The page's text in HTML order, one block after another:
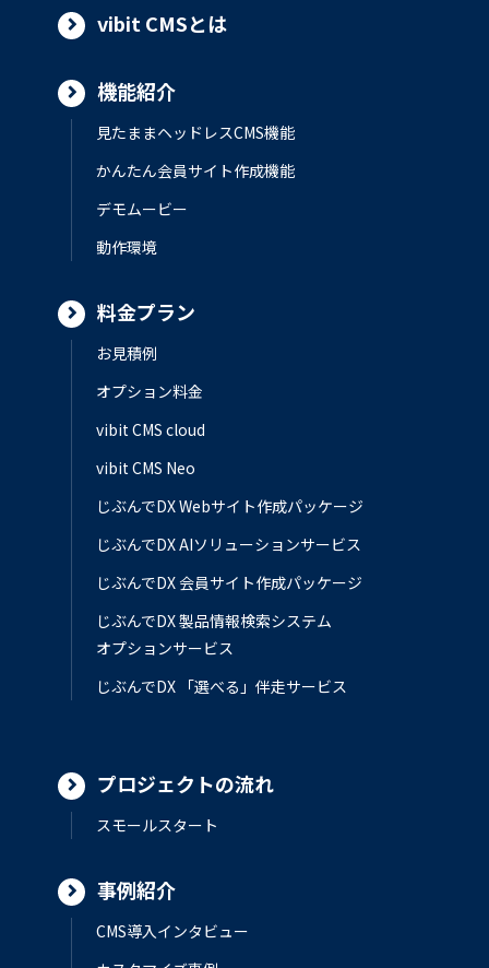
vibit CMSとは
機能紹介
見たままヘッドレスCMS機能
かんたん会員サイト作成機能
デモムービー
動作環境
料金プラン
お見積例
オプション料金
vibit CMS cloud
vibit CMS Neo
じぶんでDX Webサイト作成パッケージ
じぶんでDX AIソリューションサービス
じぶんでDX 会員サイト作成パッケージ
じぶんでDX 製品情報検索システム
オプションサービス
じぶんでDX 「選べる」伴走サービス
プロジェクトの流れ
スモールスタート
事例紹介
CMS導入インタビュー